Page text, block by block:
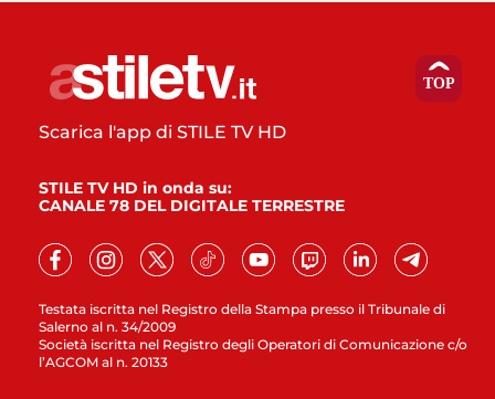
Testata iscritta nel Registro della Stampa presso il Tribunale di
Salerno al n. 34/2009
Società iscritta nel Registro degli Operatori di Comunicazione c/o
l’AGCOM al n. 20133
Scarica l'app di STILE TV HD
STILE TV HD in onda su:
CANALE 78 DEL DIGITALE TERRESTRE